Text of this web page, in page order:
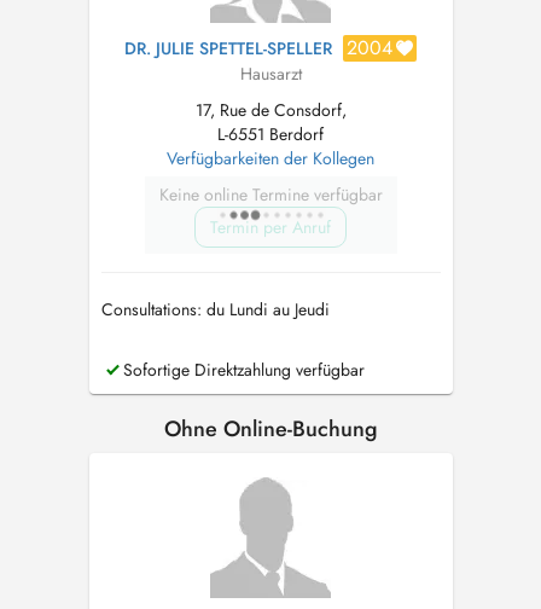
DR. JULIE SPETTEL-SPELLER 2004
Hausarzt
17, Rue de Consdorf,
L-6551 Berdorf
Verfügbarkeiten der Kollegen
Keine online Termine verfügbar
Termin per Anruf
Consultations: du Lundi au Jeudi
Sofortige Direktzahlung verfügbar
Ohne Online-Buchung